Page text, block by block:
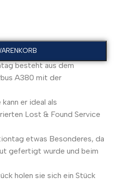
besteht aus dem
A380 mit der
er ideal als
Lost & Found Service
etwas Besonderes, da
gefertigt wurde und beim
holen sie sich ein Stück